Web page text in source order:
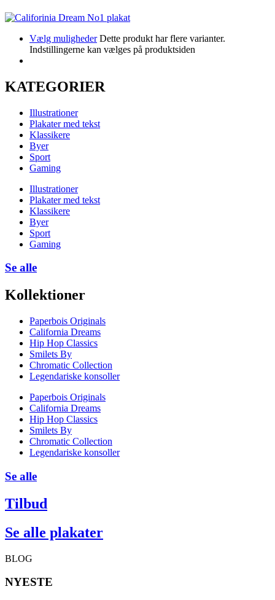
Vælg muligheder Dette produkt har flere varianter.
Indstillingerne kan vælges på produktsiden
KATEGORIER
Illustrationer
Plakater med tekst
Klassikere
Byer
Sport
Gaming
Illustrationer
Plakater med tekst
Klassikere
Byer
Sport
Gaming
Se alle
Kollektioner
Paperbois Originals
California Dreams
Hip Hop Classics
Smilets By
Chromatic Collection
Legendariske konsoller
Paperbois Originals
California Dreams
Hip Hop Classics
Smilets By
Chromatic Collection
Legendariske konsoller
Se alle
Tilbud
Se alle plakater
BLOG
NYESTE